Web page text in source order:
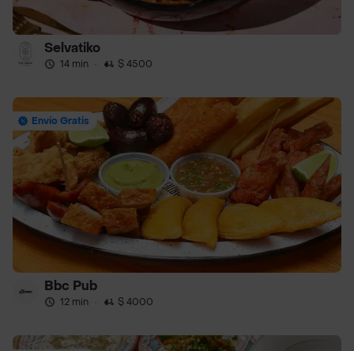
Selvatiko
14 min · $ 4500
Envío Gratis
Bbc Pub
12 min · $ 4000